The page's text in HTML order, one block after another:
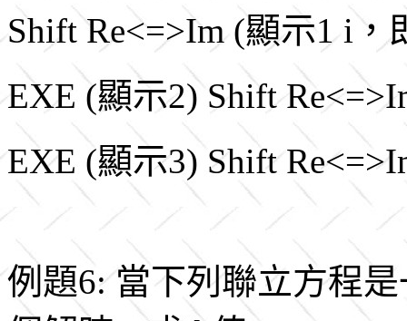
Shift Re<=>Im (顯示1 i，
EXE (顯示2) Shift
EXE (顯示3) Shift
例題6: 當下列聯立方程